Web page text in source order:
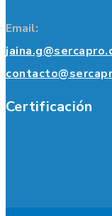
Email:
Certificación